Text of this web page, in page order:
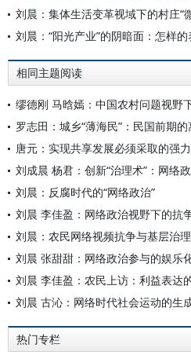
刘晨：集体生活变革视域下的村庄“
刘晨：“阳光产业”的阴暗面：怎样
相同主题阅读
缪德刚 马晗嫣：中国农村问题视野
罗志田：城乡“薄海民”：民国前期
唐元：实现共享发展必须采取的强
刘成晨 杨君：创新“治理术”：网络
刘晨：反腐时代的“网络政治”
刘晨：农民网络视频抗争与基层治理
刘晨 张甜甜：网络政治参与的娱乐
刘晨 李佳盈：农民上访：利益表达
刘晨 古沁：网络时代社会运动的生
热门专栏